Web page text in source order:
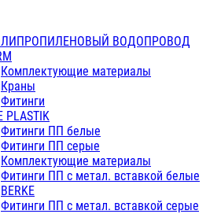
ВОДОПРОВОД
Комплектующие материалы
Краны
Фитинги
PLASTIK
Фитинги ПП белые
Фитинги ПП серые
Комплектующие материалы
Фитинги ПП с метал. вставкой белые
BERKE
Фитинги ПП с метал. вставкой серые